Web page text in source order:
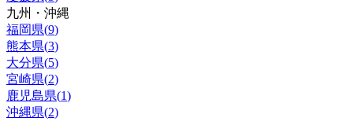
九州・沖縄
福岡県(9)
熊本県(3)
大分県(5)
宮崎県(2)
鹿児島県(1)
沖縄県(2)